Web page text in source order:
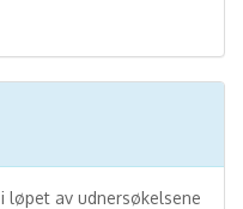
i løpet av udnersøkelsene